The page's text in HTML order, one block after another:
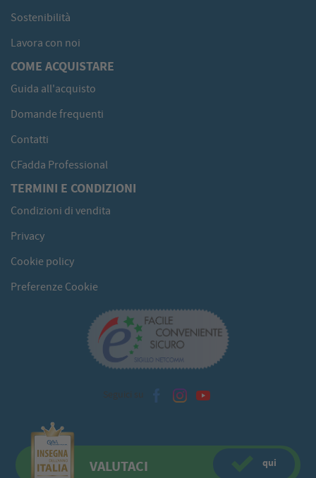
Sostenibilità
Lavora con noi
COME ACQUISTARE
Guida all'acquisto
Domande frequenti
Contatti
CFadda Professional
TERMINI E CONDIZIONI
Condizioni di vendita
Privacy
Cookie policy
Preferenze Cookie
Seguici su
VALUTACI qui